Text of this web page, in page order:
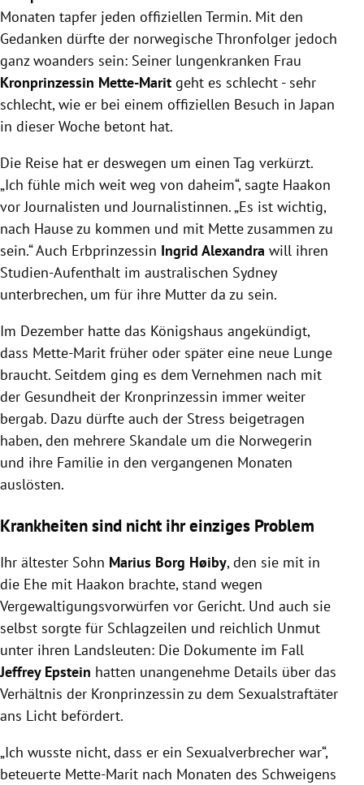
Monaten tapfer jeden offiziellen Termin. Mit den
Gedanken dürfte der norwegische Thronfolger jedoch
ganz woanders sein: Seiner lungenkranken Frau
Kronprinzessin Mette-Marit geht es schlecht - sehr
schlecht, wie er bei einem offiziellen Besuch in Japan
in dieser Woche betont hat.
Die Reise hat er deswegen um einen Tag verkürzt.
„Ich fühle mich weit weg von daheim“, sagte Haakon
vor Journalisten und Journalistinnen. „Es ist wichtig,
nach Hause zu kommen und mit Mette zusammen zu
sein.“ Auch Erbprinzessin Ingrid Alexandra will ihren
Studien-Aufenthalt im australischen Sydney
unterbrechen, um für ihre Mutter da zu sein.
Im Dezember hatte das Königshaus angekündigt,
dass Mette-Marit früher oder später eine neue Lunge
braucht. Seitdem ging es dem Vernehmen nach mit
der Gesundheit der Kronprinzessin immer weiter
bergab. Dazu dürfte auch der Stress beigetragen
haben, den mehrere Skandale um die Norwegerin
und ihre Familie in den vergangenen Monaten
auslösten.
Krankheiten sind nicht ihr einziges Problem
Ihr ältester Sohn Marius Borg Høiby, den sie mit in
die Ehe mit Haakon brachte, stand wegen
Vergewaltigungsvorwürfen vor Gericht. Und auch sie
selbst sorgte für Schlagzeilen und reichlich Unmut
unter ihren Landsleuten: Die Dokumente im Fall
Jeffrey Epstein hatten unangenehme Details über das
Verhältnis der Kronprinzessin zu dem Sexualstraftäter
ans Licht befördert.
„Ich wusste nicht, dass er ein Sexualverbrecher war“,
beteuerte Mette-Marit nach Monaten des Schweigens